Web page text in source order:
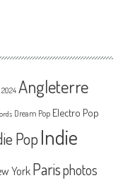
2024 Angleterre
Dream Pop Electro Pop
PopIndie
York Parisphotos